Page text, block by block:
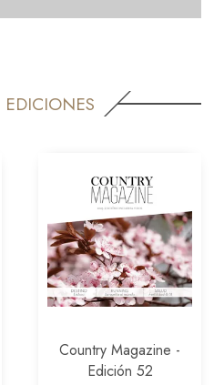
EDICIONES
Country Magazine -
Edición 52